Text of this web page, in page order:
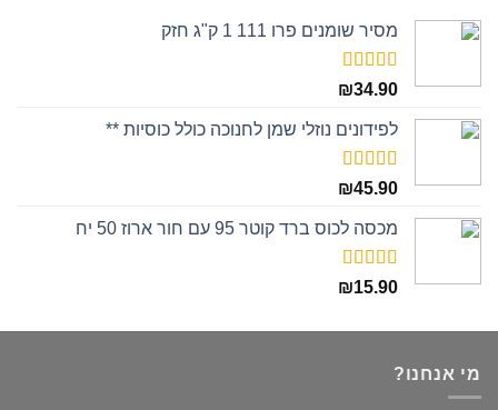
מסיר שומנים פרו 111 1 ק"ג חזק
דורג5.00
₪34.90
לפידונים נוזלי שמן לחנוכה כולל כוסיות **
דורג5.00
₪45.90
מכסה לכוס ברד קוטר 95 עם חור ארוז 50 יח
דורג5.00
₪15.90
מי אנחנו?